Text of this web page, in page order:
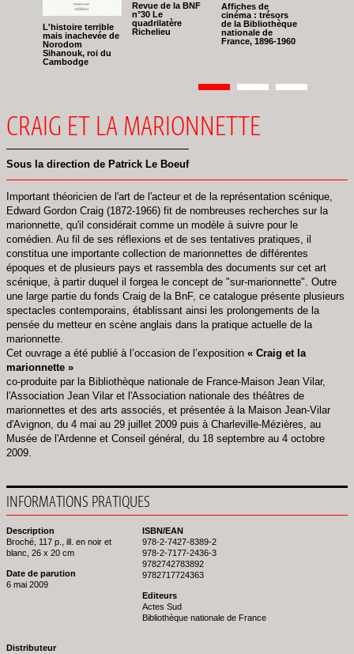
L'histoire terrible
mais inachevée de
Norodom
Sihanouk, roi du
Cambodge
Revue de la BNF
n°30 Le
quadrilatère
Richelieu
Affiches de
cinéma : trésors
de la Bibliothèque
nationale de
France, 1896-1960
Pagination
Page
1 Page
2 Page
3
CRAIG ET LA MARIONNETTE
Sous la direction de Patrick Le Boeuf
Important théoricien de l'art de l'acteur et de la représentation scénique,
Edward Gordon Craig (1872-1966) fit de nombreuses recherches sur la
marionnette, qu'il considérait comme un modèle à suivre pour le
comédien. Au fil de ses réflexions et de ses tentatives pratiques, il
constitua une importante collection de marionnettes de différentes
époques et de plusieurs pays et rassembla des documents sur cet art
scénique, à partir duquel il forgea le concept de "sur-marionnette". Outre
une large partie du fonds Craig de la BnF, ce catalogue présente plusieurs
spectacles contemporains, établissant ainsi les prolongements de la
pensée du metteur en scène anglais dans la pratique actuelle de la
marionnette.
Cet ouvrage a été publié à l’occasion de l’exposition « Craig et la
marionnette »
co-produite par la Bibliothèque nationale de France-Maison Jean Vilar,
l'Association Jean Vilar et l'Association nationale des théâtres de
marionnettes et des arts associés, et présentée à la Maison Jean-Vilar
d'Avignon, du 4 mai au 29 juillet 2009 puis à Charleville-Mézières, au
Musée de l'Ardenne et Conseil général, du 18 septembre au 4 octobre
2009.
INFORMATIONS PRATIQUES
Description
Broché, 117 p., ill. en noir et
blanc, 26 x 20 cm
Date de parution
6 mai 2009
ISBN/EAN
978-2-7427-8389-2
978-2-7177-2436-3
9782742783892
9782717724363
Editeurs
Actes Sud
Bibliothèque nationale de France
Distributeur